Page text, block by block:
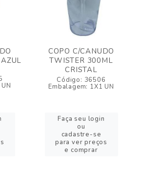
COPO C/CANUDO
TWISTER 300ML
CRISTAL
Código: 36506
Embalagem: 1X1 UN
Faça seu login
ou
cadastre-se
para ver preços
e comprar